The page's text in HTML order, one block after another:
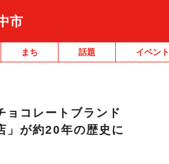
市
まち 話題 イベント
ョコレートブランド
」が約20年の歴史に